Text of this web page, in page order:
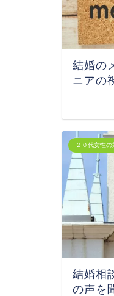
結婚の
ニアの
２０代女性の
結婚相
の声を